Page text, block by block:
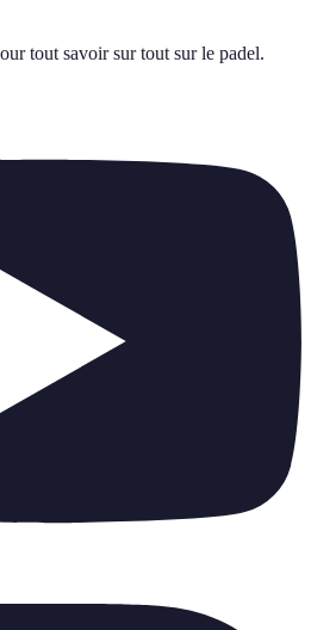
tout savoir sur tout sur le padel.